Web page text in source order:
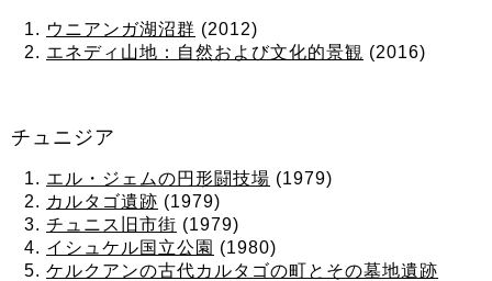
ウニアンガ湖沼群 (2012)
エネディ山地：自然および文化的景観 (2016)
チュニジア
エル・ジェムの円形闘技場 (1979)
カルタゴ遺跡 (1979)
チュニス旧市街 (1979)
イシュケル国立公園 (1980)
ケルクアンの古代カルタゴの町とその墓地遺跡